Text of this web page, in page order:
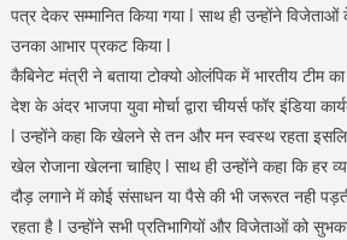
पत्र देकर सम्मानित किया गया l साथ ही उन्होंने
उनका आभार प्रकट किया l
कैबिनेट मंत्री ने बताया टोक्यो ओलंपिक में भारतीय टीम
देश के अंदर भाजपा युवा मोर्चा द्वारा चीयर्स फॉर इंडिया
l उन्होंने कहा कि खेलने से तन और मन स्वस्थ रहता
खेल रोजाना खेलना चाहिए l साथ ही उन्होंने कहा कि हर
दौड़ लगाने में कोई संसाधन या पैसे की भी जरूरत नही
रहता है l उन्होंने सभी प्रतिभागियों और विजेताओं को